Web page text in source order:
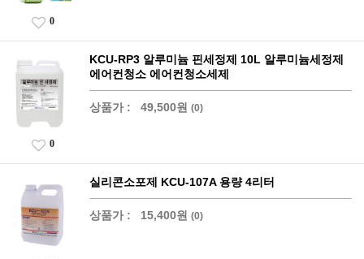
0
KCU-RP3 알루미늄 핀세정제 10L 알루미늄세정제
에어컨청소 에어컨청소세제
상품가 : 49,500원 (0)
0
실리콘소포제 KCU-107A 용량 4리터
상품가 : 15,400원 (0)